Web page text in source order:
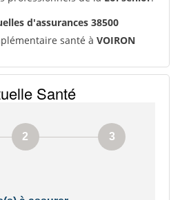
d'assurances 38500
santé à VOIRON